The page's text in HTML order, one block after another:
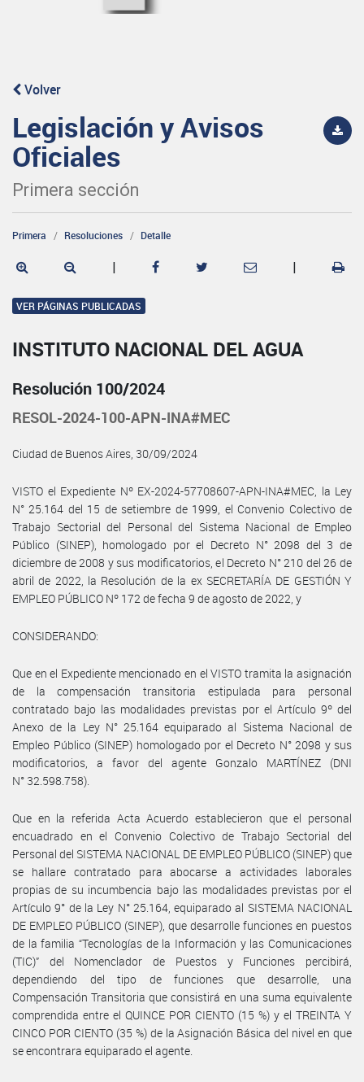
Volver
Legislación y Avisos
Oficiales
Primera sección
Primera Resoluciones Detalle
| |
VER PÁGINAS PUBLICADAS
INSTITUTO NACIONAL DEL AGUA
Resolución 100/2024
RESOL-2024-100-APN-INA#MEC
Ciudad de Buenos Aires, 30/09/2024
VISTO el Expediente Nº EX-2024-57708607-APN-INA#MEC, la Ley
N° 25.164 del 15 de setiembre de 1999, el Convenio Colectivo de
Trabajo Sectorial del Personal del Sistema Nacional de Empleo
Público (SINEP), homologado por el Decreto N° 2098 del 3 de
diciembre de 2008 y sus modificatorios, el Decreto N° 210 del 26 de
abril de 2022, la Resolución de la ex SECRETARÍA DE GESTIÓN Y
EMPLEO PÚBLICO Nº 172 de fecha 9 de agosto de 2022, y
CONSIDERANDO:
Que en el Expediente mencionado en el VISTO tramita la asignación
de la compensación transitoria estipulada para personal
contratado bajo las modalidades previstas por el Artículo 9º del
Anexo de la Ley N° 25.164 equiparado al Sistema Nacional de
Empleo Público (SINEP) homologado por el Decreto N° 2098 y sus
modificatorios, a favor del agente Gonzalo MARTÍNEZ (DNI
N° 32.598.758).
Que en la referida Acta Acuerdo establecieron que el personal
encuadrado en el Convenio Colectivo de Trabajo Sectorial del
Personal del SISTEMA NACIONAL DE EMPLEO PÚBLICO (SINEP) que
se hallare contratado para abocarse a actividades laborales
propias de su incumbencia bajo las modalidades previstas por el
Artículo 9° de la Ley N° 25.164, equiparado al SISTEMA NACIONAL
DE EMPLEO PÚBLICO (SINEP), que desarrolle funciones en puestos
de la familia “Tecnologías de la Información y las Comunicaciones
(TIC)” del Nomenclador de Puestos y Funciones percibirá,
dependiendo del tipo de funciones que desarrolle, una
Compensación Transitoria que consistirá en una suma equivalente
comprendida entre el QUINCE POR CIENTO (15 %) y el TREINTA Y
CINCO POR CIENTO (35 %) de la Asignación Básica del nivel en que
se encontrara equiparado el agente.